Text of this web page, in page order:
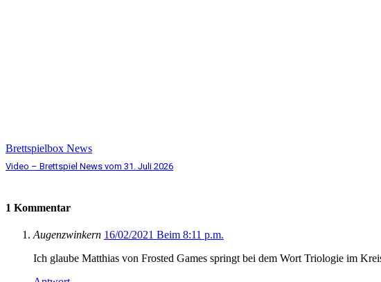
Brettspielbox News
Video – Brettspiel News vom 31. Juli 2026
1 Kommentar
Augenzwinkern 16/02/2021 Beim 8:11 p.m.
Ich glaube Matthias von Frosted Games springt bei dem Wort Triologie im